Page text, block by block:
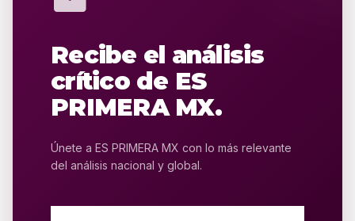
Recibe el análisis
crítico de ES
PRIMERA MX.
Únete a ES PRIMERA MX con lo más relevante
del análisis nacional y global.